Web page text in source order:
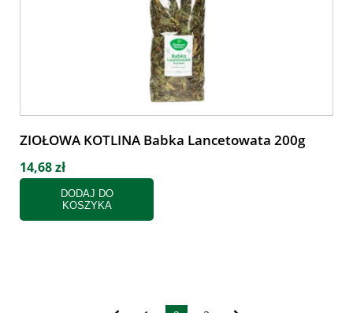
ZIOŁOWA KOTLINA Babka Lancetowata 200g
14,68 zł
DODAJ DO
KOSZYKA